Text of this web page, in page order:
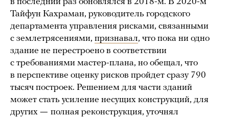
Тайфун Кахраман, руководитель городского
департамента управления рисками, связанными
с землетрясениями, признавал, что пока ни одно
здание не перестроено в соответствии
с требованиями мастер-плана, но обещал, что
в перспективе оценку рисков пройдет сразу 790
тысяч построек. Решением для части зданий
может стать усиление несущих конструкций, для
других — полная реконструкция, уточнял